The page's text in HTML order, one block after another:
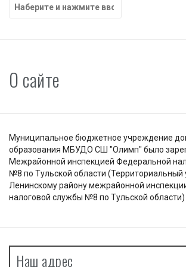
О сайте
Муниципальное бюджетное учреждение
образования МБУДО СШ "Олимп" было
Межрайонной инспекцией Федеральной
№8 по Тульской области (Территориальный
Ленинскому району межрайонной
налоговой службы №8 по Тульской области)
Наш адрес